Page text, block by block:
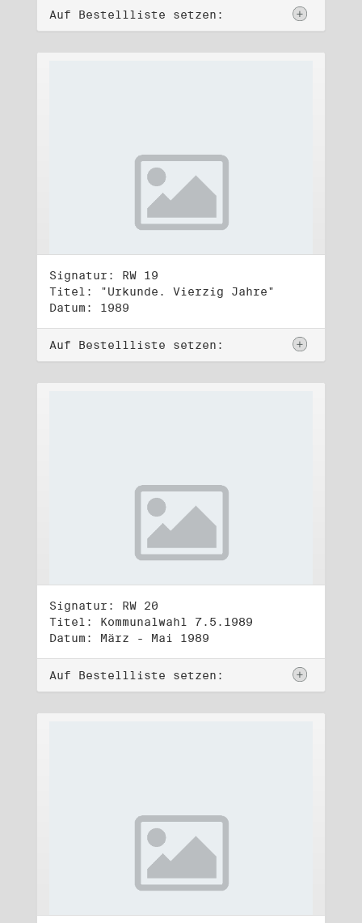
Auf Bestellliste setzen:
Signatur: RW 19
Titel: "Urkunde. Vierzig Jahre"
Datum: 1989
Auf Bestellliste setzen:
Signatur: RW 20
Titel: Kommunalwahl 7.5.1989
Datum: März - Mai 1989
Auf Bestellliste setzen: